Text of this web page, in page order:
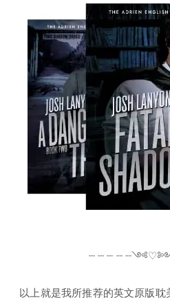
┈ ┈ ┈ ┈ ┈༺♡༻
以上就是我所推荐的英文原版